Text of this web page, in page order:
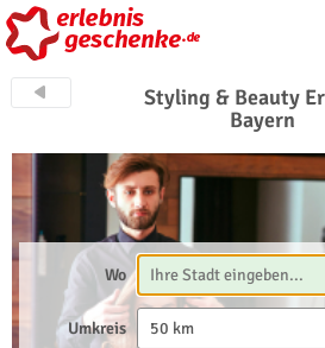
Styling & Beauty
Bayern
Wo
Umkreis 50 km